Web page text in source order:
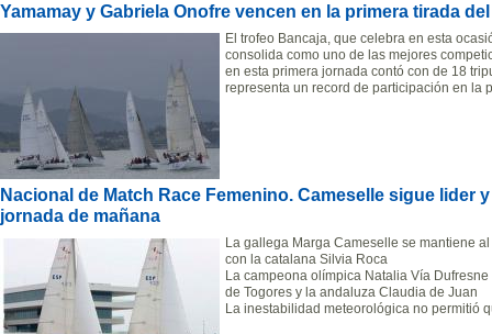
Yamamay y Gabriela Onofre vencen en la primera tirada
El trofeo Bancaja, que celebra en esta
consolida como uno de las mejores
en esta primera jornada contó con de 18
representa un record de participación en la
Nacional de Match Race Femenino. Cameselle sigue lider
jornada de mañana
La gallega Marga Cameselle se mantiene
con la catalana Silvia Roca
La campeona olímpica Natalia Vía
de Togores y la andaluza Claudia de Juan
La inestabilidad meteorológica no permitió